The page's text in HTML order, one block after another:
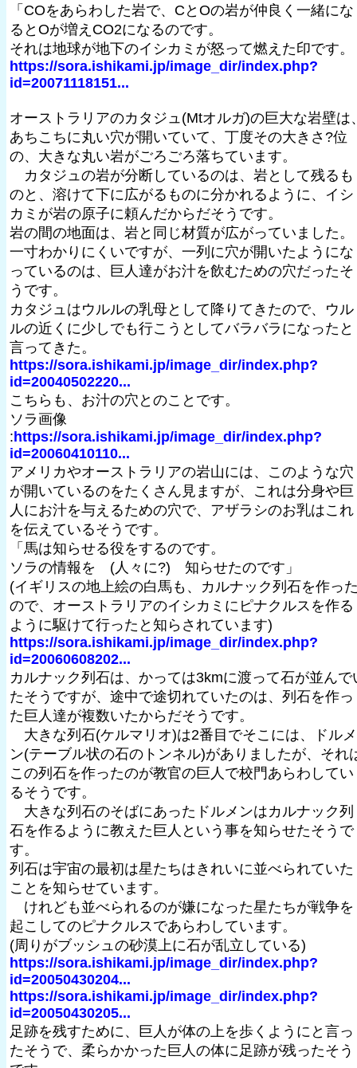
「COをあらわした岩で、CとOの岩が仲良く一緒にな
るとOが増えCO2になるのです。
それは地球が地下のイシカミが怒って燃えた印です。
https://sora.ishikami.jp/image_dir/index.php?
id=20071118151...
オーストラリアのカタジュ(Mtオルガ)の巨大な岩壁は
あちこちに丸い穴が開いていて、丁度その大きさ?位
の、大きな丸い岩がごろごろ落ちています。
カタジュの岩が分断しているのは、岩として残るも
のと、溶けて下に広がるものに分かれるように、イシ
カミが岩の原子に頼んだからだそうです。
岩の間の地面は、岩と同じ材質が広がっていました。
一寸わかりにくいですが、一列に穴が開いたようにな
っているのは、巨人達がお汁を飲むための穴だったそ
うです。
カタジュはウルルの乳母として降りてきたので、ウル
ルの近くに少しでも行こうとしてバラバラになったと
言ってきた。
https://sora.ishikami.jp/image_dir/index.php?
id=20040502220...
こちらも、お汁の穴とのことです。
ソラ画像
: https://sora.ishikami.jp/image_dir/index.php?
id=20060410110...
アメリカやオーストラリアの岩山には、このような穴
が開いているのをたくさん見ますが、これは分身や巨
人にお汁を与えるための穴で、アザラシのお乳はこれ
を伝えているそうです。
「馬は知らせる役をするのです。
ソラの情報を (人々に?) 知らせたのです」
(イギリスの地上絵の白馬も、カルナック列石を作っ
ので、オーストラリアのイシカミにピナクルスを作る
ように駆けて行ったと知らされています)
https://sora.ishikami.jp/image_dir/index.php?
id=20060608202...
カルナック列石は、かっては3kmに渡って石が並んで
たそうですが、途中で途切れていたのは、列石を作っ
た巨人達が複数いたからだそうです。
大きな列石(ケルマリオ)は2番目でそこには、ドルメ
ン(テーブル状の石のトンネル)がありましたが、それ
この列石を作ったのが教官の巨人で校門あらわしてい
るそうです。
大きな列石のそばにあったドルメンはカルナック列
石を作るように教えた巨人という事を知らせたそうで
す。
列石は宇宙の最初は星たちはきれいに並べられていた
ことを知らせています。
けれども並べられるのが嫌になった星たちが戦争を
起こしてのピナクルスであらわしています。
(周りがブッシュの砂漠上に石が乱立している)
https://sora.ishikami.jp/image_dir/index.php?
id=20050430204...
https://sora.ishikami.jp/image_dir/index.php?
id=20050430205...
足跡を残すために、巨人が体の上を歩くようにと言っ
たそうで、柔らかかった巨人の体に足跡が残ったそう